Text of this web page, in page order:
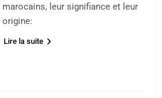
marocains, leur signifiance et leur
origine:
Lire la suite
FIÈRE, DIGNE ET RÉSILIENTE :
POURQUOI JE REVENDIQUE